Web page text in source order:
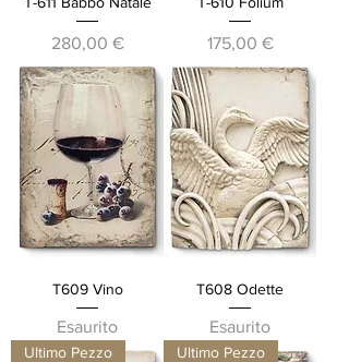
Prezzo
280,00 € Prezzo
175,00 €
T609 Vino
Esaurito
T608 Odette
Esaurito
Ultimo Pezzo Ultimo Pezzo